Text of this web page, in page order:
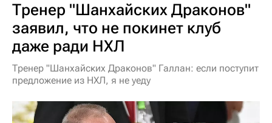
Тренер "Шанхайских Драконов"
заявил, что не покинет клуб
даже ради НХЛ
Тренер "Шанхайских Драконов" Галлан: если поступит
предложение из НХЛ, я не уеду